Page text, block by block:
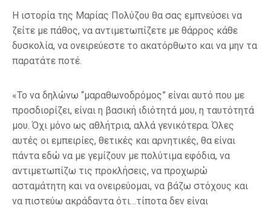
Η ιστορία της Μαρίας Πολύζου θα σας εμπνεύσει να
ζείτε με πάθος, να αντιμετωπίζετε με θάρρος κάθε
δυσκολία, να ονειρεύεστε το ακατόρθωτο και να μην τα
παρατάτε ποτέ.
«Το να δηλώνω “μαραθωνοδρόμος” είναι αυτό που με
προσδιορίζει, είναι η βασική ιδιότητά μου, η ταυτότητά
μου. Όχι μόνο ως αθλήτρια, αλλά γενικότερα. Όλες
αυτές οι εμπειρίες, θετικές και αρνητικές, θα είναι
πάντα εδώ να με γεμίζουν με πολύτιμα εφόδια, να
αντιμετωπίζω τις προκλήσεις, να προχωρώ
ασταμάτητη και να ονειρεύομαι, να βάζω στόχους και
να πιστεύω ακράδαντα ότι…τίποτα δεν είναι